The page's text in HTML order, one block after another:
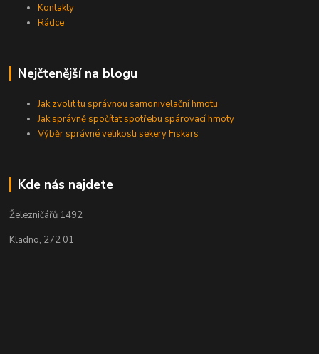
Kontakty
Rádce
Nejčtenější na blogu
Jak zvolit tu správnou samonivelační hmotu
Jak správně spočítat spotřebu spárovací hmoty
Výběr správné velikosti sekery Fiskars
Kde nás najdete
Železničářů 1492
Kladno, 272 01